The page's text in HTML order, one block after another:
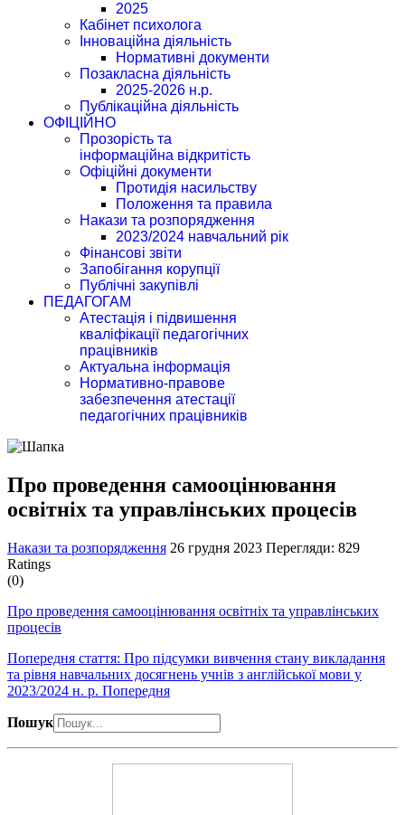
2025
Кабінет психолога
Інноваційна діяльність
Нормативні документи
Позакласна діяльність
2025-2026 н.р.
Публікаційна діяльність
ОФІЦІЙНО
Прозорість та
інформаційна відкритість
Офіційні документи
Протидія насильству
Положення та правила
Накази та розпорядження
2023/2024 навчальний рік
Фінансові звіти
Запобігання корупції
Публічні закупівлі
ПЕДАГОГАМ
Атестація і підвишення
кваліфікації педагогічних
працівників
Актуальна інформація
Нормативно-правове
забезпечення атестації
педагогічних працівників
Про проведення самооцінювання
освітніх та управлінських процесів
Накази та розпорядження 26 грудня 2023 Перегляди: 829
Ratings
(0)
Про проведення самооцінювання освітніх та управлінських
процесів
Попередня стаття: Про підсумки вивчення стану викладання
та рівня навчальних досягнень учнів з англійської мови у
2023/2024 н. р. Попередня
Пошук